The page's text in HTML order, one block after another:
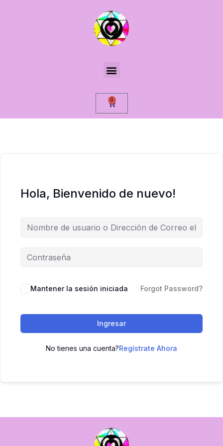
0
Hola, Bienvenido de nuevo!
Mantener la sesión iniciada Forgot Password?
Ingresar
No tienes una cuenta?Regístrate Ahora